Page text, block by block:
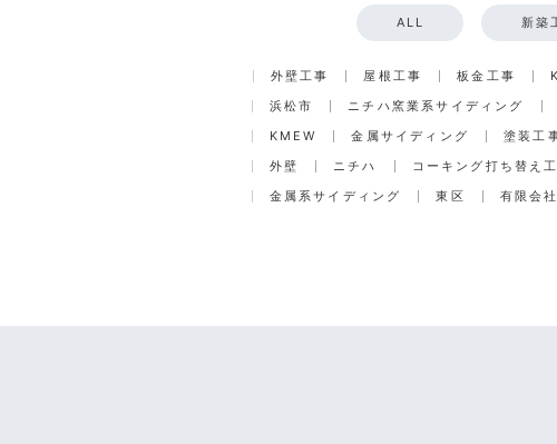
ALL 新築
外壁工事 屋根工事 板金工事
浜松市
ニチハ窯業系サイディング
KMEW
金属サイディング 塗装工
外壁
ニチハ コーキング打ち替え
金属系サイディング
東区 有限会